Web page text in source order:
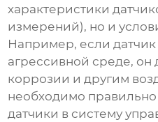
характеристики
измерений), но и
Например, если датчик
агрессивной среде, он
коррозии и другим
необходимо правильно
датчики в систему